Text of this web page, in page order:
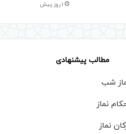
1 روز پیش
مطالب پیشنهادی
شب
نماز
نماز